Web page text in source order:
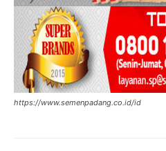
https://www.semenpadang.co.id/id